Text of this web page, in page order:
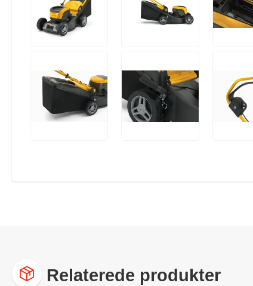
Relaterede produkter